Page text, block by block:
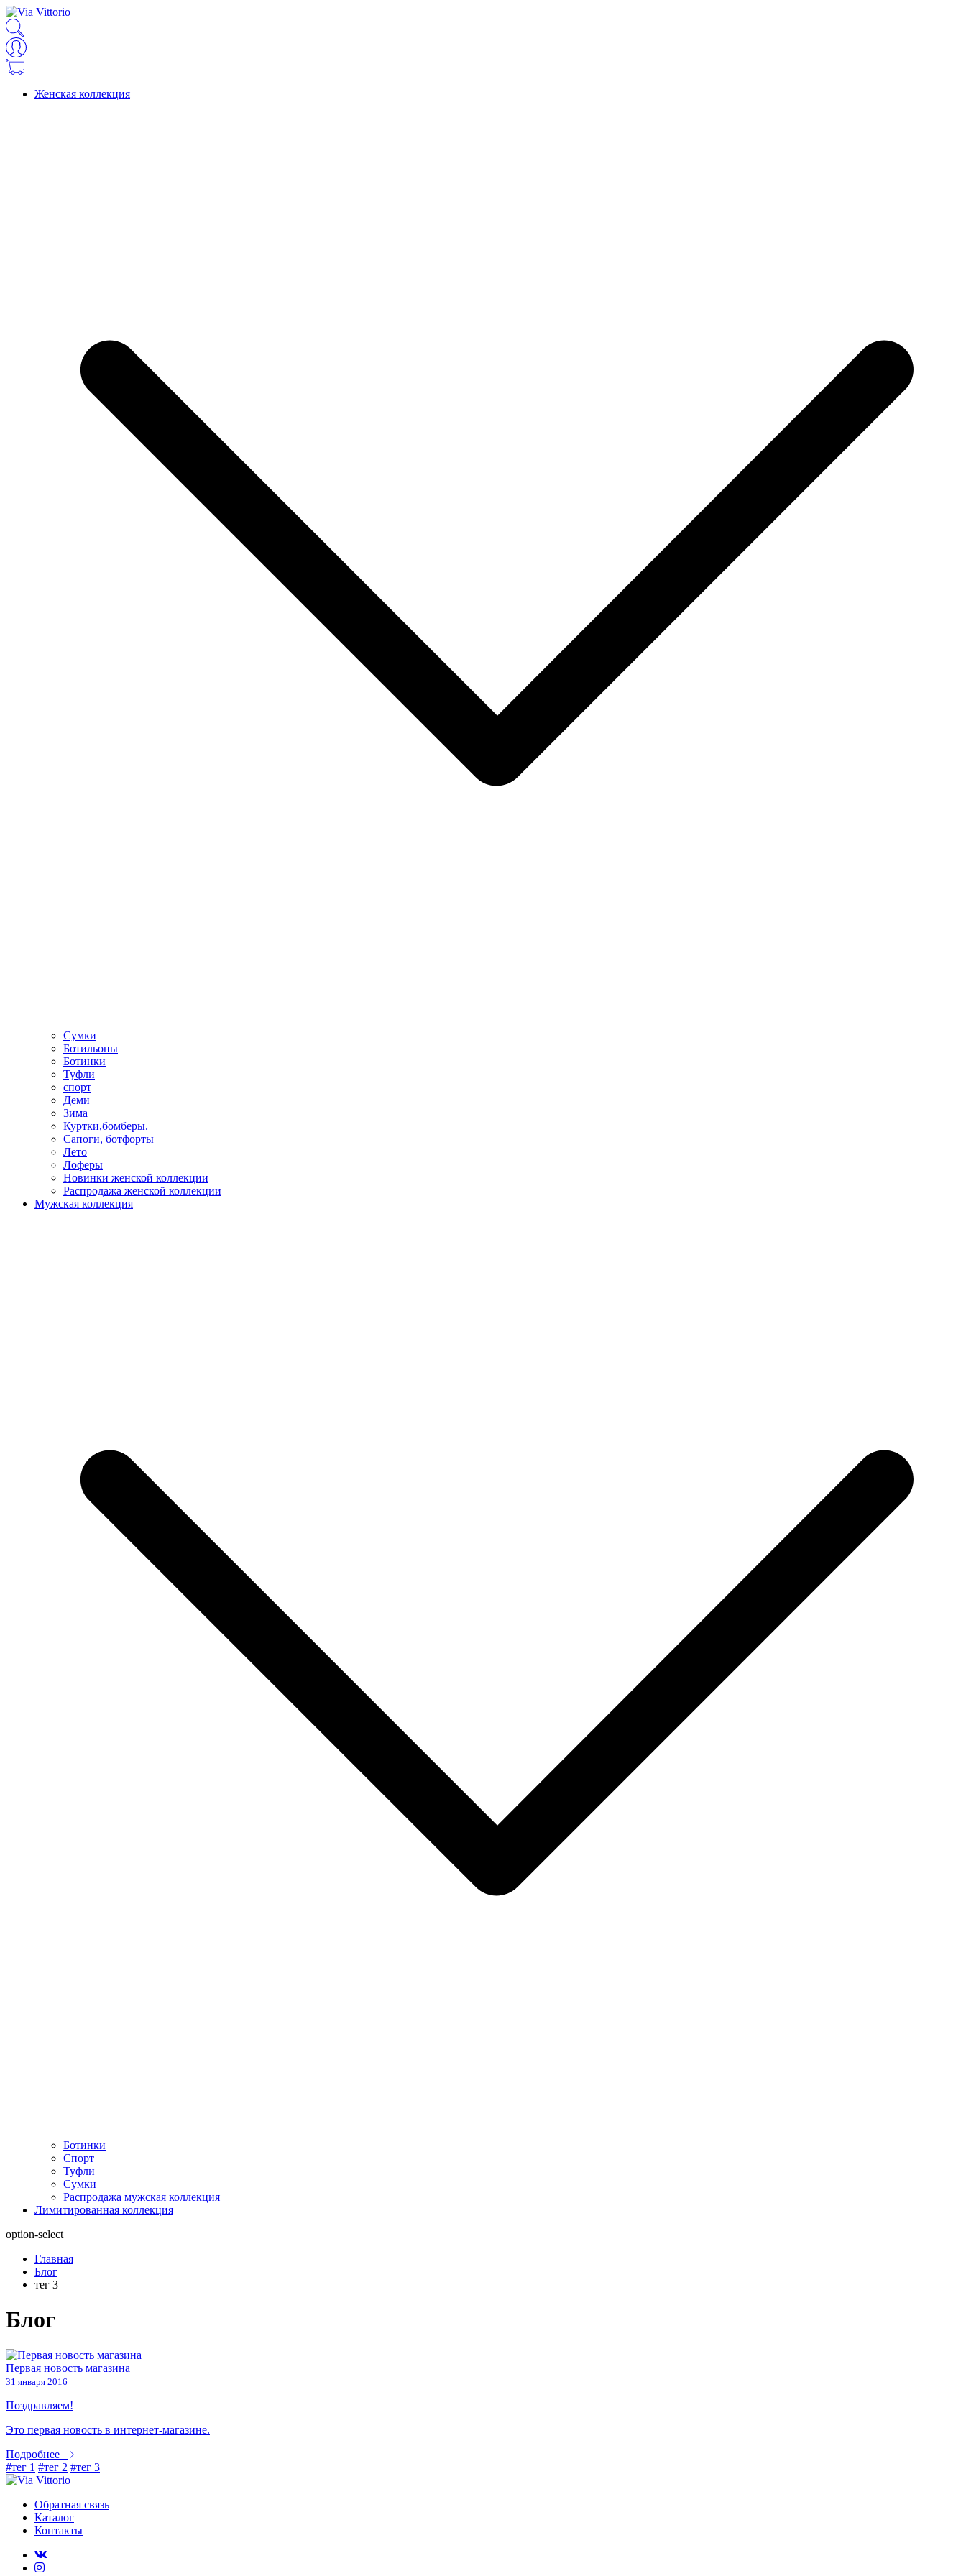
Женская коллекция
Сумки
Ботильоны
Ботинки
Туфли
спорт
Деми
Зима
Куртки,бомберы.
Сапоги, ботфорты
Лето
Лоферы
Новинки женской коллекции
Распродажа женской коллекции
Мужская коллекция
Ботинки
Спорт
Туфли
Сумки
Распродажа мужская коллекция
Лимитированная коллекция
option-select
Главная
Блог
тег 3
Блог
Первая новость магазина
31 января 2016
Поздравляем!
Это первая новость в интернет-магазине.
Подробнее
#тег 1 #тег 2 #тег 3
Обратная связь
Каталог
Контакты